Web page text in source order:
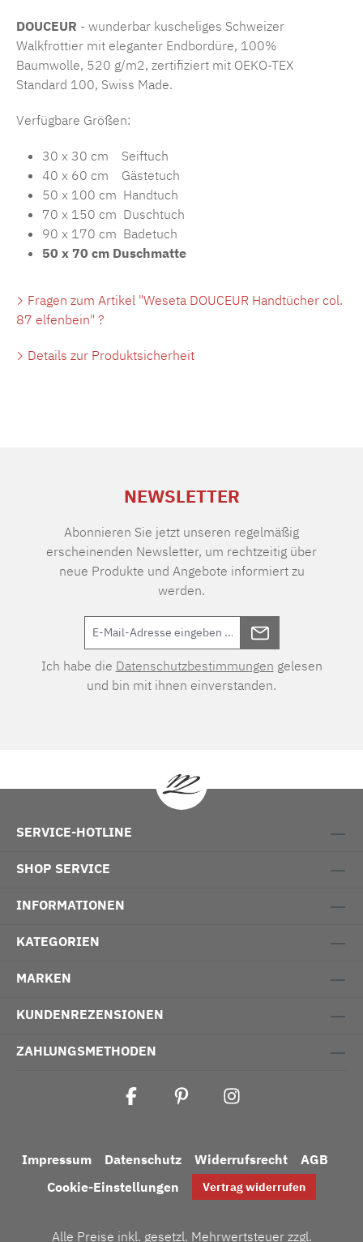
DOUCEUR - wunderbar kuscheliges Schweizer
Walkfrottier mit eleganter Endbordüre, 100%
Baumwolle, 520 g/m2, zertifiziert mit OEKO-TEX
Standard 100, Swiss Made.
Verfügbare Größen:
30 x 30 cm Seiftuch
40 x 60 cm Gästetuch
50 x 100 cm Handtuch
70 x 150 cm Duschtuch
90 x 170 cm Badetuch
50 x 70 cm Duschmatte
Fragen zum Artikel "Weseta DOUCEUR Handtücher col.
87 elfenbein" ?
Details zur Produktsicherheit
NEWSLETTER
Abonnieren Sie jetzt unseren regelmäßig
erscheinenden Newsletter, um rechtzeitig über
neue Produkte und Angebote informiert zu
werden.
Ich habe die Datenschutzbestimmungen gelesen
und bin mit ihnen einverstanden.
SERVICE-HOTLINE
SHOP SERVICE
INFORMATIONEN
KATEGORIEN
MARKEN
KUNDENREZENSIONEN
ZAHLUNGSMETHODEN
Impressum Datenschutz Widerrufsrecht
AGB
Cookie-Einstellungen
Vertrag widerrufen
Alle Preise inkl. gesetzl. Mehrwertsteuer zzgl.